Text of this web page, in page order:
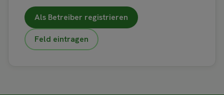
Als Betreiber registrieren
Feld eintragen